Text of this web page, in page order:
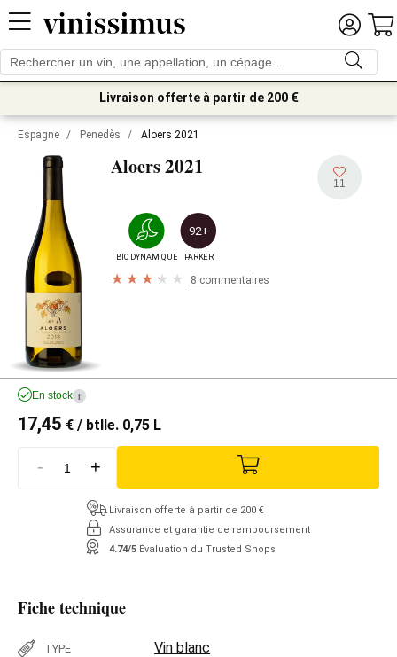
Livraison offerte à partir de 200 €
Espagne / Penedès / Aloers 2021
Aloers2021
11
BIODYNAMIQUE
92+
PARKER
8 commentaires
En stock i
17,45 € / btlle. 0,75 L
- +
Livraison offerte à partir de 200 €
Assurance et garantie de remboursement
4.74/5 Évaluation du Trusted Shops
Fiche technique
TYPE Vin blanc